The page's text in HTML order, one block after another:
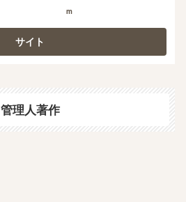
m
管理人著作